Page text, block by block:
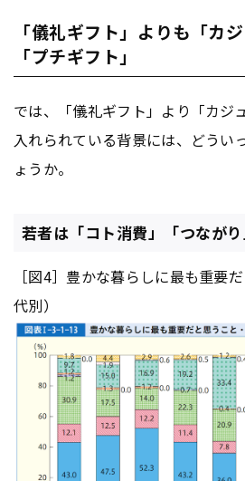
「儀礼ギフト」よりも「カ
「プチギフト」
では、「儀礼ギフト」より「カジ
入れられている背景には、どうい
ょうか。
若者は「コト消費」「つなが
［図4］豊かな暮らしに最も重要
代別）